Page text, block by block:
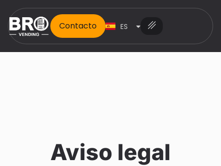
Contacto ES
EN
Aviso legal